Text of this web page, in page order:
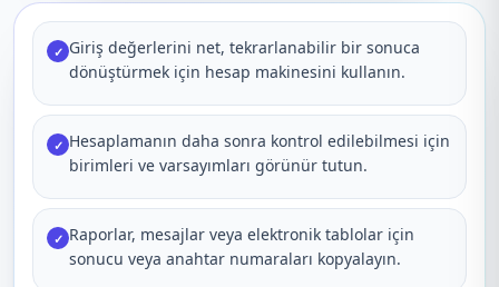
✓ Giriş değerlerini net, tekrarlanabilir bir sonuca
dönüştürmek için hesap makinesini kullanın.
✓ Hesaplamanın daha sonra kontrol edilebilmesi için
birimleri ve varsayımları görünür tutun.
✓ Raporlar, mesajlar veya elektronik tablolar için
sonucu veya anahtar numaraları kopyalayın.